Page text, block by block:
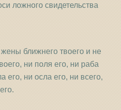
ложного свидетельства
ближнего твоего и не
ни поля его, ни раба
его, ни осла его, ни всего,